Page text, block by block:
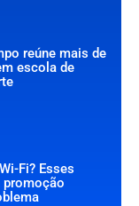
reúne mais de
escola de
Fi? Esses
promoção